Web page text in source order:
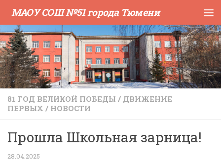
Skip to content
МАОУ СОШ №51 города Тюмени
81 ГОД ВЕЛИКОЙ ПОБЕДЫ / ДВИЖЕНИЕ
ПЕРВЫХ / НОВОСТИ
Прошла Школьная зарница!
28.04.2025